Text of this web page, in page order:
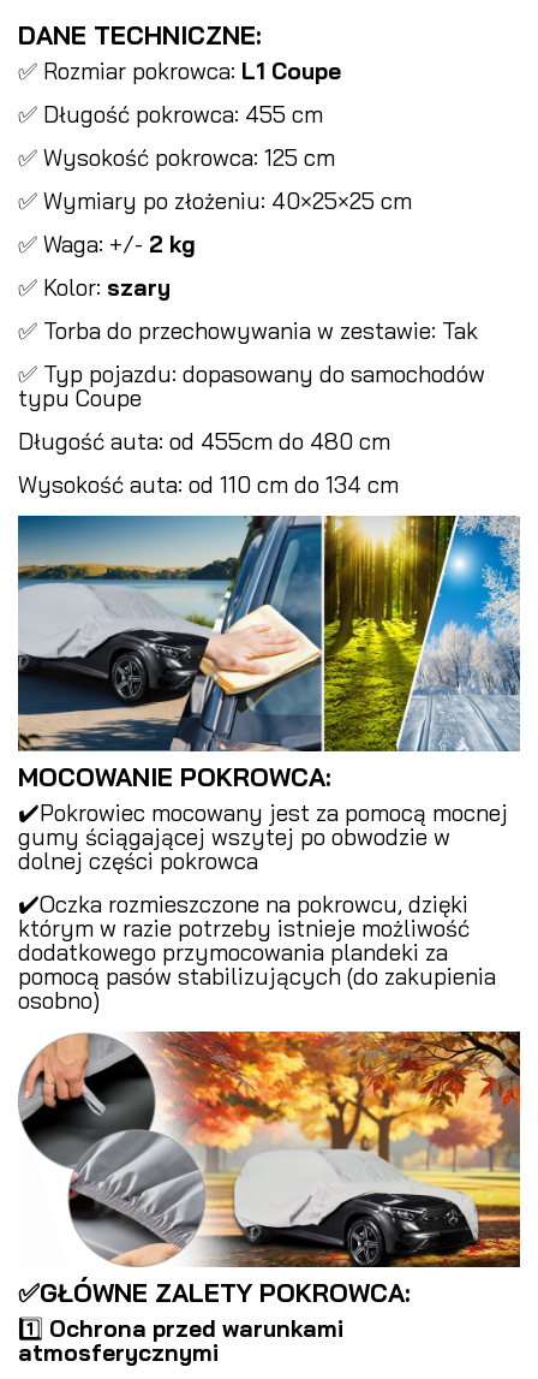
DANE TECHNICZNE:
✅ Rozmiar pokrowca: L1 Coupe
✅ Długość pokrowca: 455 cm
✅ Wysokość pokrowca: 125 cm
✅ Wymiary po złożeniu: 40×25×25 cm
✅ Waga: +/- 2 kg
✅ Kolor: szary
✅ Torba do przechowywania w zestawie: Tak
✅ Typ pojazdu: dopasowany do samochodów
typu Coupe
Długość auta: od 455cm do 480 cm
Wysokość auta: od 110 cm do 134 cm
MOCOWANIE POKROWCA:
✔️Pokrowiec mocowany jest za pomocą mocnej
gumy ściągającej wszytej po obwodzie w
dolnej części pokrowca
✔️Oczka rozmieszczone na pokrowcu, dzięki
którym w razie potrzeby istnieje możliwość
dodatkowego przymocowania plandeki za
pomocą pasów stabilizujących (do zakupienia
osobno)
✅GŁÓWNE ZALETY POKROWCA:
1️⃣ Ochrona przed warunkami
atmosferycznymi